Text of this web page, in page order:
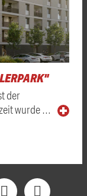
der
wurde …